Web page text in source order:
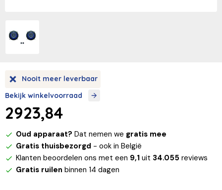
Nooit meer leverbaar
Bekijk winkelvoorraad
2923,84
Oud apparaat? Dat nemen we gratis mee
Gratis thuisbezorgd - ook in België
Klanten beoordelen ons met een 9,1 uit 34.055 reviews
Gratis ruilen binnen 14 dagen